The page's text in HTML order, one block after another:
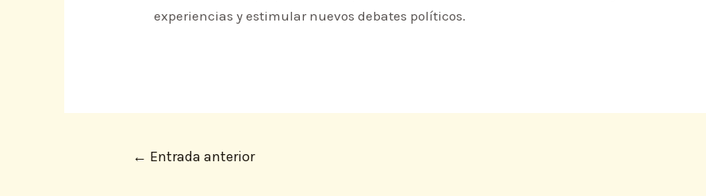
experiencias y estimular nuevos debates políticos.
← Entrada anterior